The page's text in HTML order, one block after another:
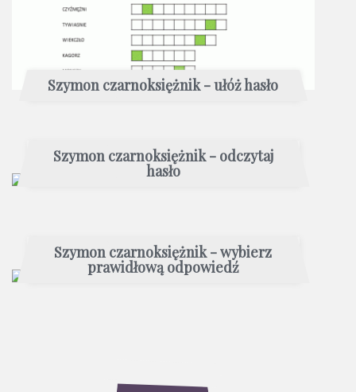
Szymon czarnoksiężnik - ułóż hasło
Szymon czarnoksiężnik - odczytaj
hasło
Szymon czarnoksiężnik - wybierz
prawidłową odpowiedź